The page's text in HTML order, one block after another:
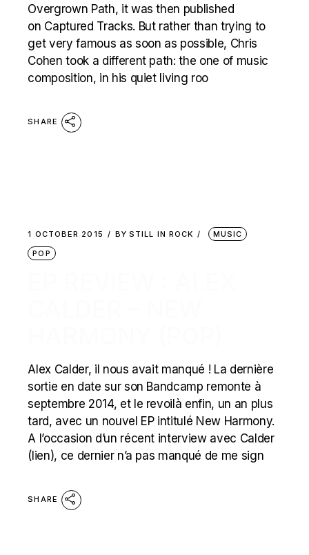
Overgrown Path, it was then published
on Captured Tracks. But rather than trying to
get very famous as soon as possible, Chris
Cohen took a different path: the one of music
composition, in his quiet living roo
SHARE
1 OCTOBER 2015 BY STILL IN ROCK
MUSIC
POP
Alex Calder, il nous avait manqué ! La dernière
sortie en date sur son Bandcamp remonte à
septembre 2014, et le revoilà enfin, un an plus
tard, avec un nouvel EP intitulé New Harmony.
A l’occasion d’un récent interview avec Calder
(lien), ce dernier n’a pas manqué de me sign
SHARE